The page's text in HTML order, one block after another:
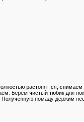
растопят ся,
Берём чистый тюбик для
помаду держим